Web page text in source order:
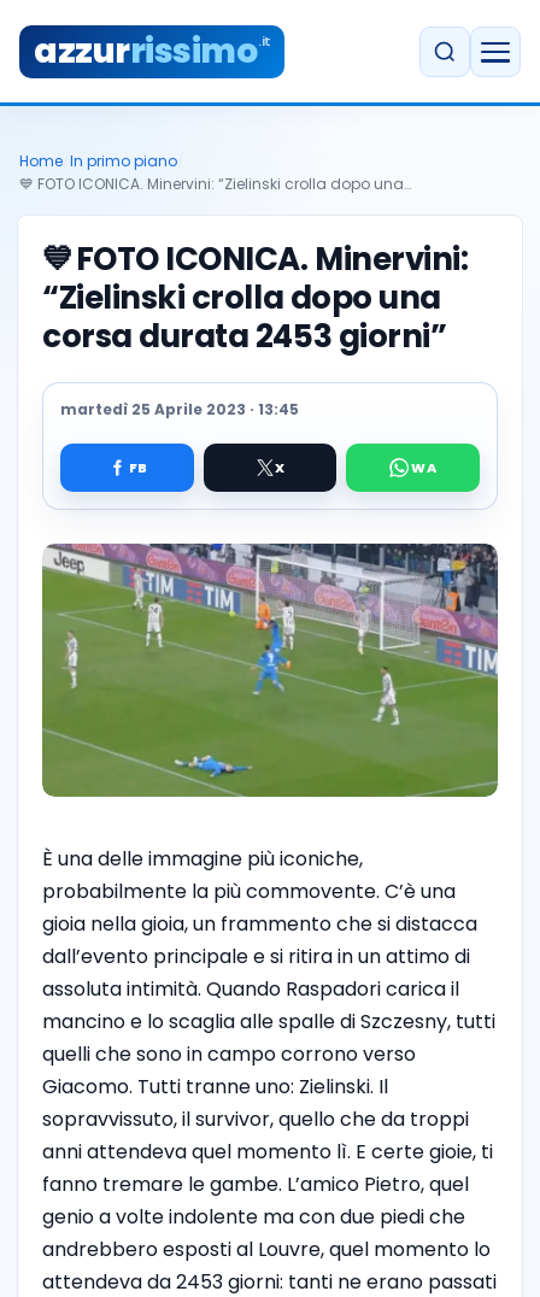
azzurrissimo.it
Home In primo piano
💙 FOTO ICONICA. Minervini: “Zielinski crolla dopo una…
💙FOTO ICONICA. Minervini:
“Zielinski crolla dopo una
corsa durata 2453 giorni”
martedì 25 Aprile 2023 · 13:45
È una delle immagine più iconiche,
probabilmente la più commovente. C’è una
gioia nella gioia, un frammento che si distacca
dall’evento principale e si ritira in un attimo di
assoluta intimità. Quando Raspadori carica il
mancino e lo scaglia alle spalle di Szczesny, tutti
quelli che sono in campo corrono verso
Giacomo. Tutti tranne uno: Zielinski. Il
sopravvissuto, il survivor, quello che da troppi
anni attendeva quel momento lì. E certe gioie, ti
fanno tremare le gambe. L’amico Pietro, quel
genio a volte indolente ma con due piedi che
andrebbero esposti al Louvre, quel momento lo
attendeva da 2453 giorni: tanti ne erano passati